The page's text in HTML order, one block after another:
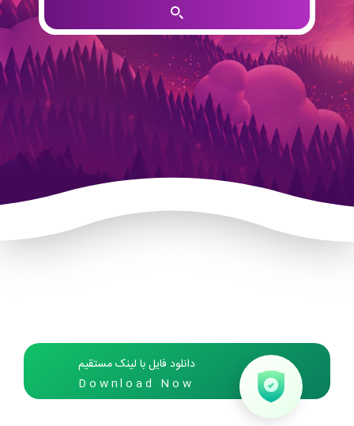
دانلود فایل با لینک مستقیم
Download Now